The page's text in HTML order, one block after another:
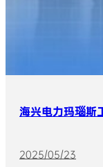
海兴电力玛瑙斯
2025/05/23